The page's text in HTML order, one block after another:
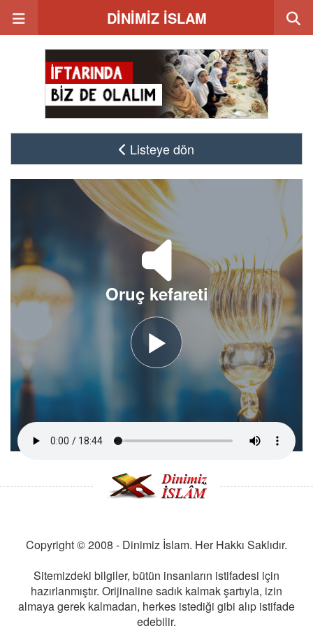
DİNİMİZ İSLAM
Listeye dön
Oruç kefareti
Copyright © 2008 - Dinimiz İslam. Her Hakkı Saklıdır.
Sitemizdeki bilgiler, bütün insanların istifadesi için
hazırlanmıştır. Orijinaline sadık kalmak şartıyla, izin
almaya gerek kalmadan, herkes istediği gibi alıp istifade
edebilir.